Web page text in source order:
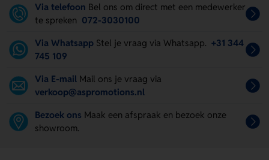
Via telefoon Bel ons om direct met een medewerker
te spreken 072-3030100
Via Whatsapp Stel je vraag via Whatsapp. +31 344
745 109
Via E-mail Mail ons je vraag via
verkoop@aspromotions.nl
Bezoek ons Maak een afspraak en bezoek onze
showroom.